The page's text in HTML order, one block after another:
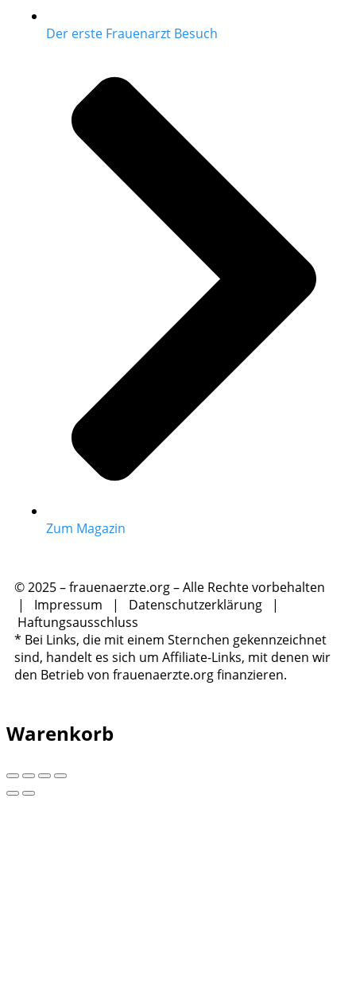
Der erste Frauenarzt Besuch
Zum Magazin
© 2025 – frauenaerzte.org – Alle Rechte vorbehalten
| Impressum | Datenschutzerklärung |
Haftungsausschluss
* Bei Links, die mit einem Sternchen gekennzeichnet
sind, handelt es sich um Affiliate-Links, mit denen wir
den Betrieb von frauenaerzte.org finanzieren.
Warenkorb